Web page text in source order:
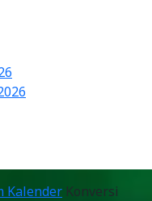
Kalender Konversi